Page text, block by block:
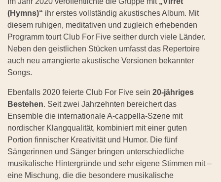
(Hymns)“ ihr erstes vollständig akustisches Album. Mit
diesem ruhigen, meditativen und zugleich erhebenden
Programm tourt Club For Five seither durch viele Länder.
Neben den geistlichen Stücken umfasst das Repertoire
auch neu arrangierte akustische Versionen bekannter
Songs.
Ebenfalls 2020 feierte Club For Five sein 20-jähriges
Bestehen. Seit zwei Jahrzehnten bereichert das
Ensemble die internationale A-cappella-Szene mit
nordischer Klangqualität, kombiniert mit einer guten
Portion finnischer Kreativität und Humor. Die fünf
Sängerinnen und Sänger bringen unterschiedliche
musikalische Hintergründe und sehr eigene Stimmen mit –
eine Mischung, die die besondere musikalische